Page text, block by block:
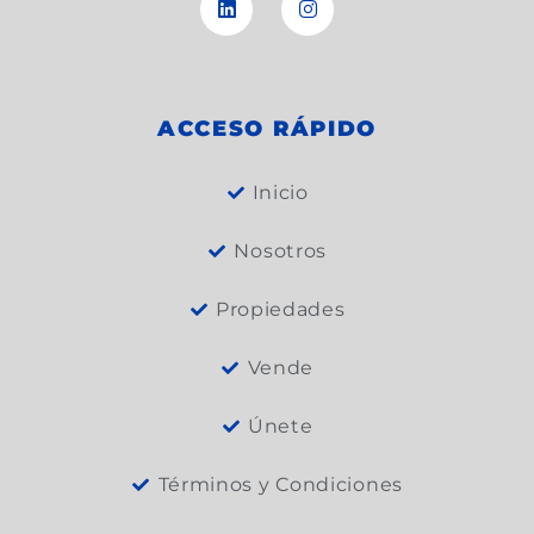
l
u
e
a
ACCESO RÁPIDO
Inicio
Nosotros
Propiedades
Vende
Únete
Términos y Condiciones